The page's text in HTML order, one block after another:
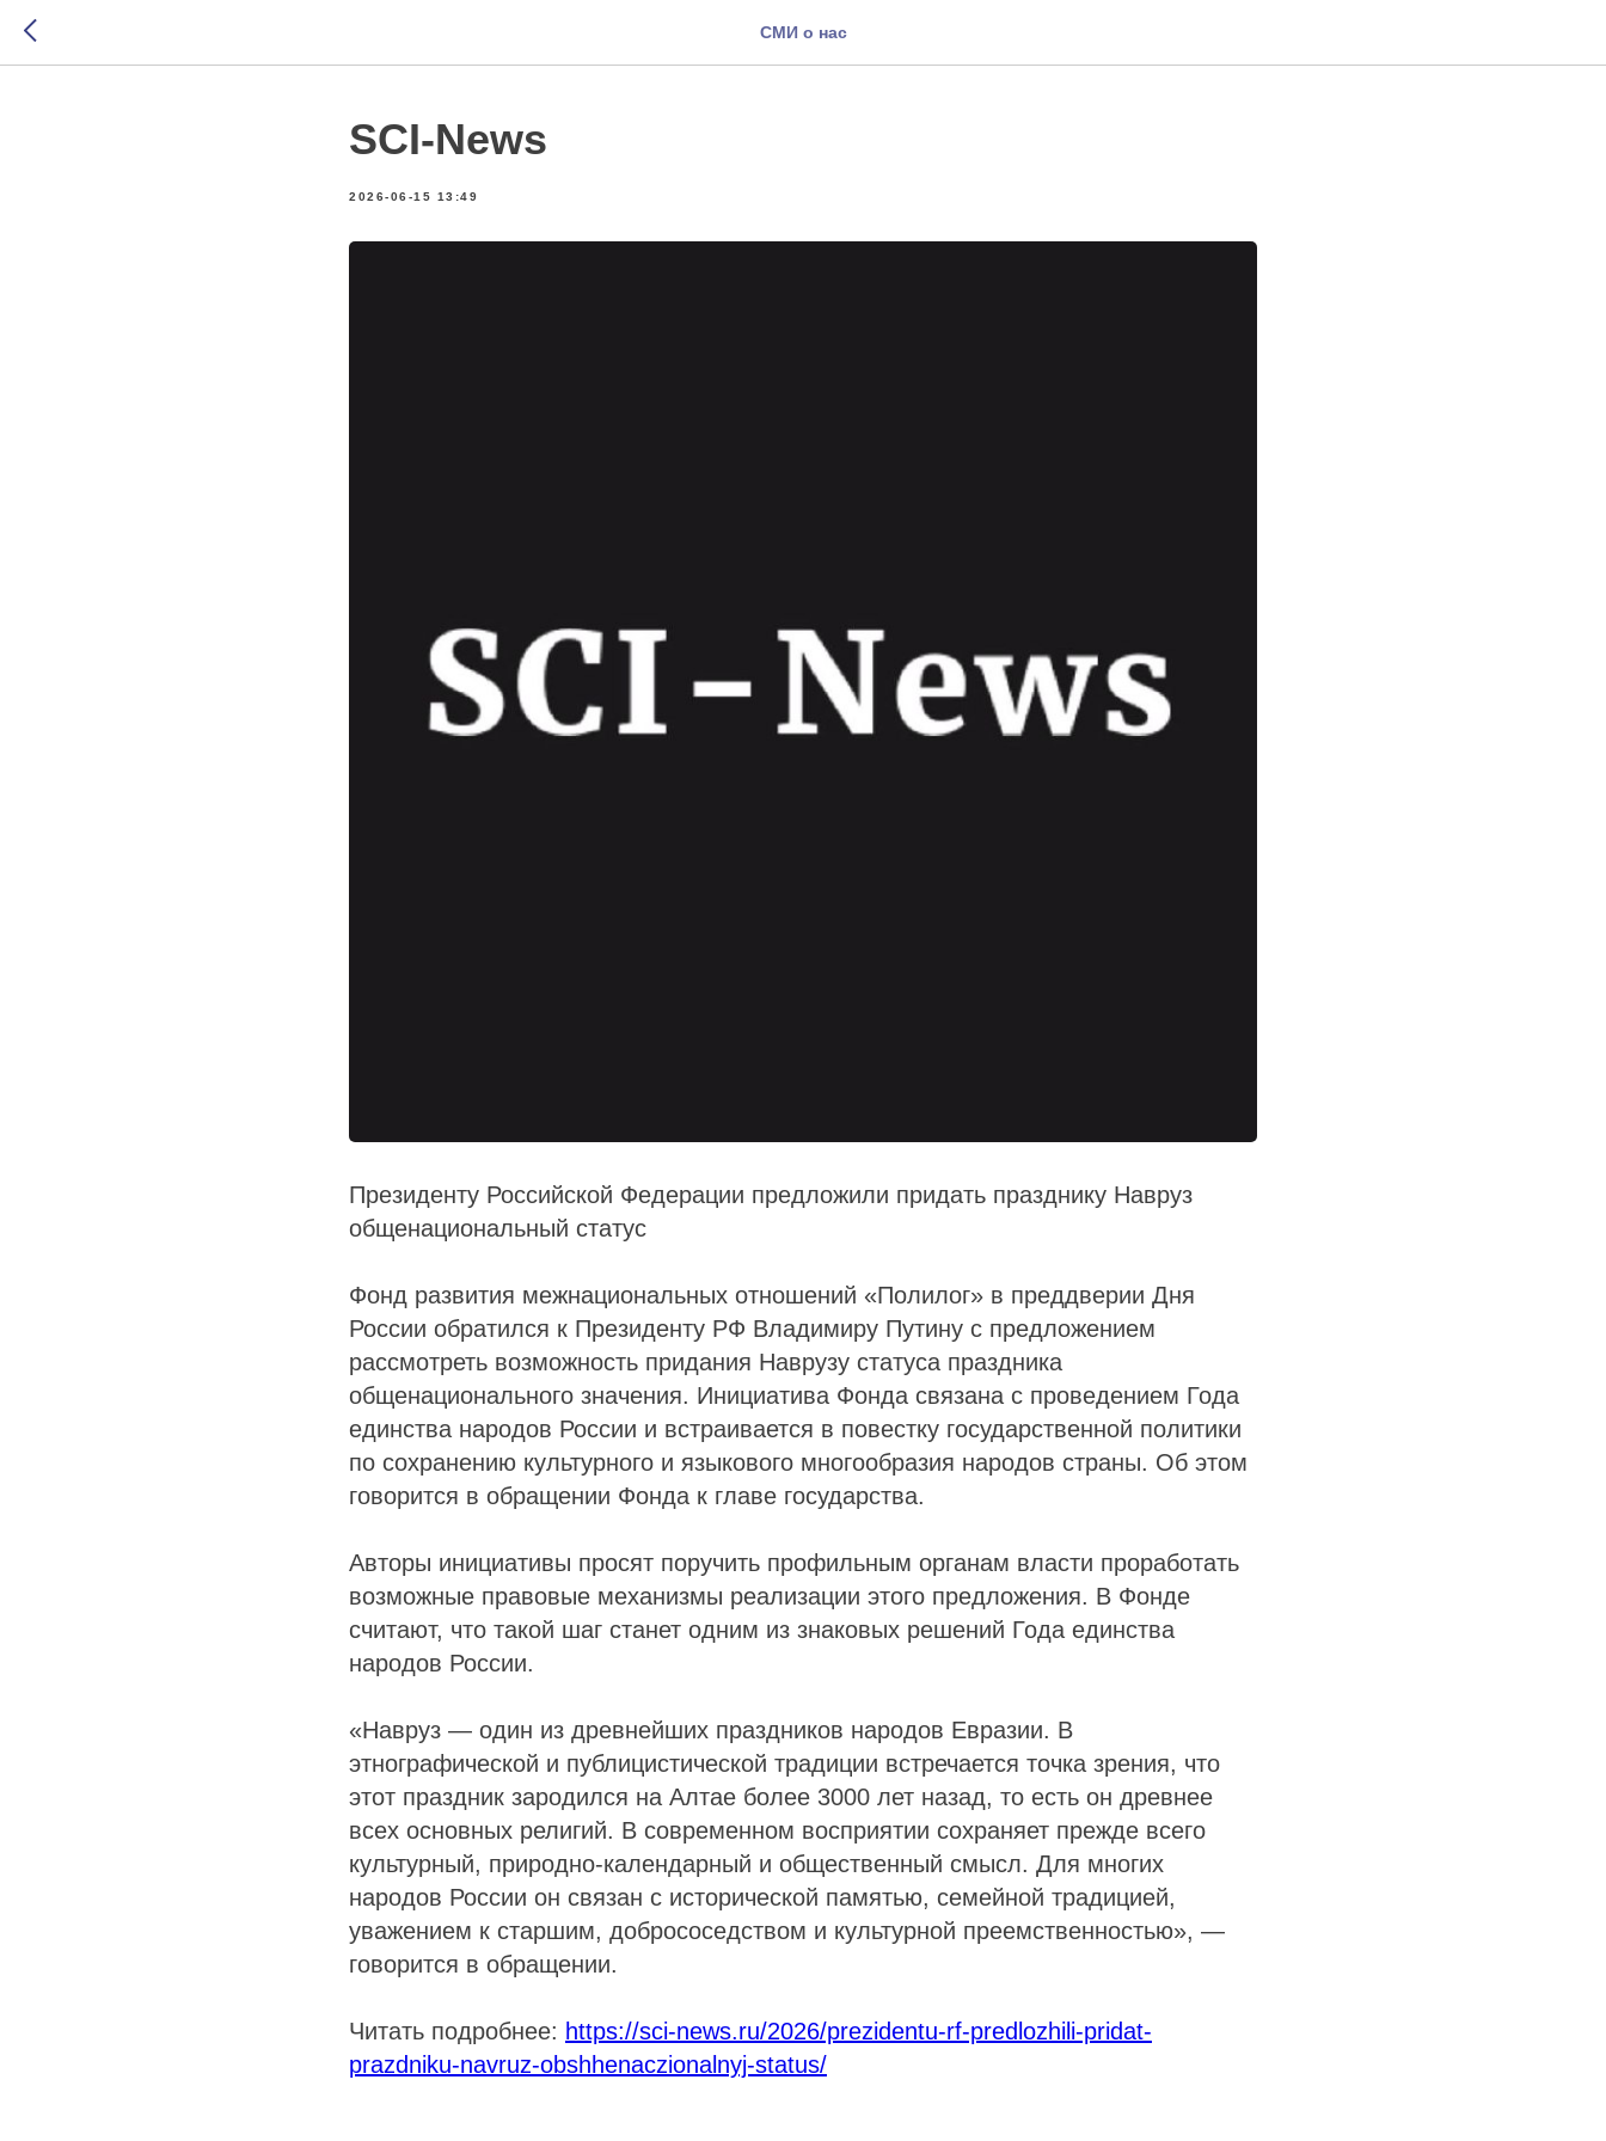
СМИ о нас
SCI-News
2026-06-15 13:49
Президенту Российской Федерации предложили придать празднику Навруз
общенациональный статус
Фонд развития межнациональных отношений «Полилог» в преддверии Дня
России обратился к Президенту РФ Владимиру Путину с предложением
рассмотреть возможность придания Наврузу статуса праздника
общенационального значения. Инициатива Фонда связана с проведением Года
единства народов России и встраивается в повестку государственной политики
по сохранению культурного и языкового многообразия народов страны. Об этом
говорится в обращении Фонда к главе государства.
Авторы инициативы просят поручить профильным органам власти проработать
возможные правовые механизмы реализации этого предложения. В Фонде
считают, что такой шаг станет одним из знаковых решений Года единства
народов России.
«Навруз — один из древнейших праздников народов Евразии. В
этнографической и публицистической традиции встречается точка зрения, что
этот праздник зародился на Алтае более 3000 лет назад, то есть он древнее
всех основных религий. В современном восприятии сохраняет прежде всего
культурный, природно-календарный и общественный смысл. Для многих
народов России он связан с исторической памятью, семейной традицией,
уважением к старшим, добрососедством и культурной преемственностью», —
говорится в обращении.
Читать подробнее: https://sci-news.ru/2026/prezidentu-rf-predlozhili-pridat-
prazdniku-navruz-obshhenaczionalnyj-status/